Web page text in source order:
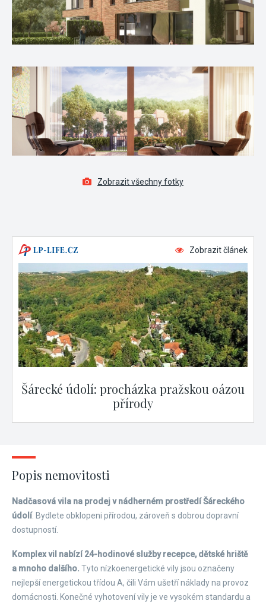
Zobrazit všechny fotky
Zobrazit článek
Šárecké údolí: procházka pražskou oázou
přírody
Popis nemovitosti
Nadčasová vila na prodej v nádherném prostředí Šáreckého
údolí. Bydlete obklopeni přírodou, zároveň s dobrou dopravní
dostupností.
Komplex vil nabízí 24-hodinové služby recepce, dětské hriště
a mnoho dalšího. Tyto nízkoenergetické vily jsou označeny
nejlepší energetickou třídou A, čili Vám ušetří náklady na provoz
domácnosti. Konečné vyhotovení vily je ve vysokém standardu a